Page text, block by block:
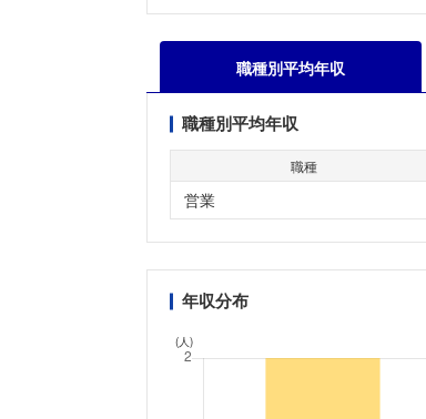
職種別平均年収
職種別平均年収
職種
営業
年収分布
(人)